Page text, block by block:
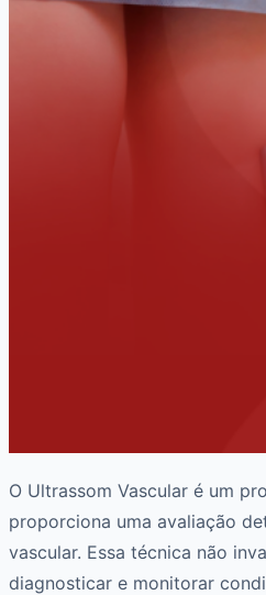
O Ultrassom Vascular é um
proporciona uma avaliação
vascular. Essa técnica não
diagnosticar e monitorar